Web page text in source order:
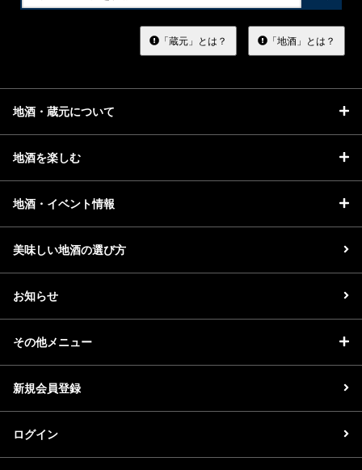
索
る
「蔵元」とは？ 「地酒」とは？
地酒・蔵元について
地酒を楽しむ
地酒・イベント情報
美味しい地酒の選び方
お知らせ
その他メニュー
新規会員登録
ログイン